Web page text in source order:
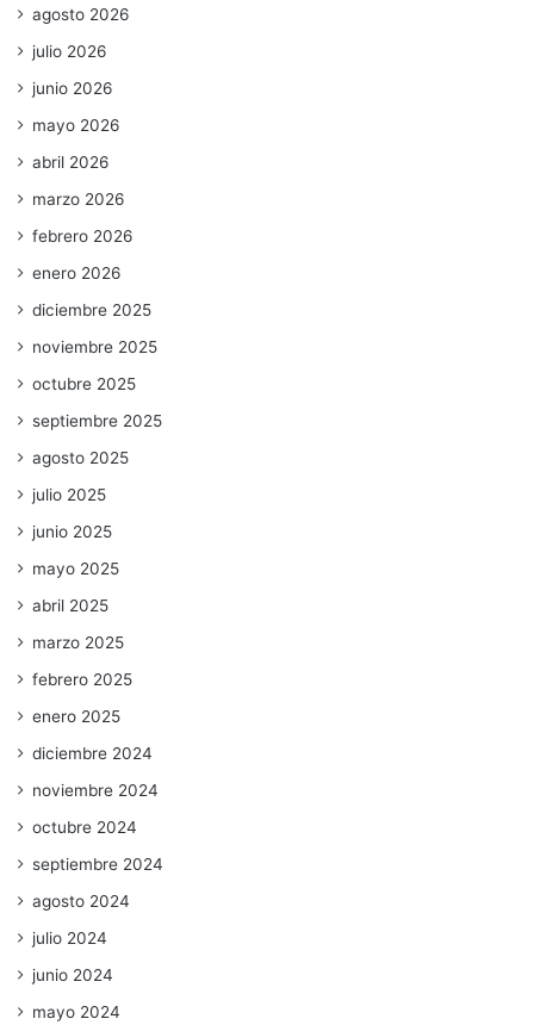
agosto 2026
julio 2026
junio 2026
mayo 2026
abril 2026
marzo 2026
febrero 2026
enero 2026
diciembre 2025
noviembre 2025
octubre 2025
septiembre 2025
agosto 2025
julio 2025
junio 2025
mayo 2025
abril 2025
marzo 2025
febrero 2025
enero 2025
diciembre 2024
noviembre 2024
octubre 2024
septiembre 2024
agosto 2024
julio 2024
junio 2024
mayo 2024